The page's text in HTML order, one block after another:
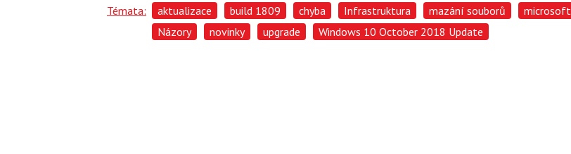
Témata: aktualizace build 1809 chyba Infrastruktura mazání souborů
microsoft
Názory
novinky upgrade Windows 10 October 2018 Update